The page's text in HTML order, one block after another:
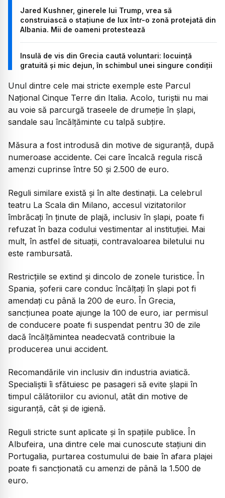
Jared Kushner, ginerele lui Trump, vrea să
construiască o stațiune de lux într-o zonă protejată din
Albania. Mii de oameni protestează
Insulă de vis din Grecia caută voluntari: locuință
gratuită și mic dejun, în schimbul unei singure condiții
Unul dintre cele mai stricte exemple este Parcul
Național Cinque Terre din Italia. Acolo, turiștii nu mai
au voie să parcurgă traseele de drumeție în șlapi,
sandale sau încălțăminte cu talpă subțire.
Măsura a fost introdusă din motive de siguranță, după
numeroase accidente. Cei care încalcă regula riscă
amenzi cuprinse între 50 și 2.500 de euro.
Reguli similare există și în alte destinații. La celebrul
teatru La Scala din Milano, accesul vizitatorilor
îmbrăcați în ținute de plajă, inclusiv în șlapi, poate fi
refuzat în baza codului vestimentar al instituției. Mai
mult, în astfel de situații, contravaloarea biletului nu
este rambursată.
Restricțiile se extind și dincolo de zonele turistice. În
Spania, șoferii care conduc încălțați în șlapi pot fi
amendați cu până la 200 de euro. În Grecia,
sancțiunea poate ajunge la 100 de euro, iar permisul
de conducere poate fi suspendat pentru 30 de zile
dacă încălțămintea neadecvată contribuie la
producerea unui accident.
Recomandările vin inclusiv din industria aviatică.
Specialiștii îi sfătuiesc pe pasageri să evite șlapii în
timpul călătoriilor cu avionul, atât din motive de
siguranță, cât și de igienă.
Reguli stricte sunt aplicate și în spațiile publice. În
Albufeira, una dintre cele mai cunoscute stațiuni din
Portugalia, purtarea costumului de baie în afara plajei
poate fi sancționată cu amenzi de până la 1.500 de
euro.